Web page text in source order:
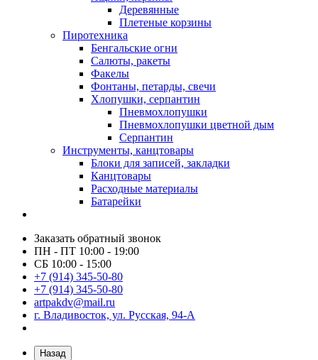
Деревянные
Плетеные корзины
Пиротехника
Бенгальские огни
Салюты, ракеты
Факелы
Фонтаны, петарды, свечи
Хлопушки, серпантин
Пневмохлопушки
Пневмохлопушки цветной дым
Серпантин
Инструменты, канцтовары
Блоки для записей, закладки
Канцтовары
Расходные материалы
Батарейки
Заказать обратный звонок
ПН - ПТ 10:00 - 19:00
СБ 10:00 - 15:00
+7 (914) 345-50-80
+7 (914) 345-50-80
artpakdv@mail.ru
г. Владивосток, ул. Русская, 94-А
Назад